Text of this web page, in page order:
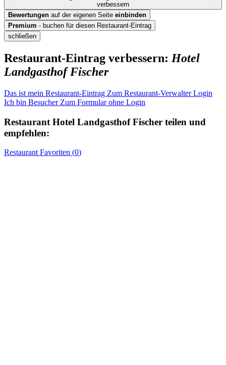
verbessern
Bewertungen auf der eigenen Seite einbinden
Premium - buchen für diesen Restaurant-Eintrag
schließen
Restaurant-Eintrag verbessern: Hotel
Landgasthof Fischer
Das ist mein Restaurant-Eintrag Zum Restaurant-Verwalter Login
Ich bin Besucher Zum Formular ohne Login
Restaurant Hotel Landgasthof Fischer teilen und
empfehlen:
Restaurant Favoriten (0)